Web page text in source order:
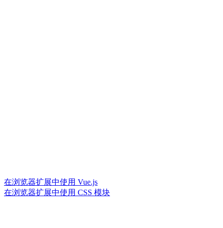
在浏览器扩展中使用 Vue.js
在浏览器扩展中使用 CSS 模块